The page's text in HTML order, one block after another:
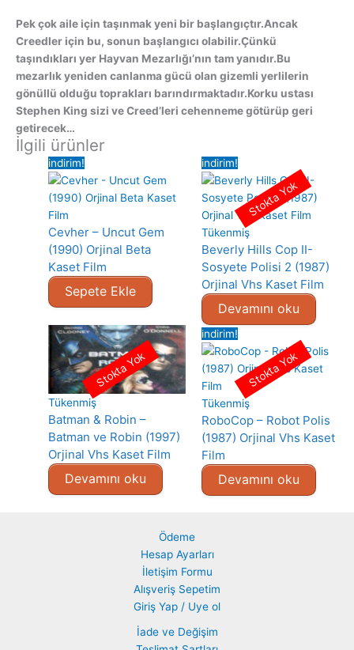
Pek çok aile için taşınmak yeni bir başlangıçtır.Ancak
Creedler için bu, sonun başlangıcı olabilir.Çünkü
taşındıkları yer Hayvan Mezarlığı’nın tam yanıdır.Bu
mezarlık yeniden canlanma gücü olan gizemli yerlilerin
gönüllü olduğu toprakları barındırmaktadır.Korku ustası
Stephen King sizi ve Creed’leri cehenneme götürüp geri
getirecek…
İlgili ürünler
indirim!
Cevher – Uncut Gem
(1990) Orjinal Beta
Kaset Film
Sepete Ekle
indirim!
Tükenmiş
Beverly Hills Cop II-
Sosyete Polisi 2 (1987)
Orjinal Vhs Kaset Film
Devamını oku
Stokta Yok
Tükenmiş
Batman & Robin –
Batman ve Robin (1997)
Orjinal Vhs Kaset Film
Devamını oku
Stokta Yok
indirim!
Tükenmiş
RoboCop – Robot Polis
(1987) Orjinal Vhs Kaset
Film
Devamını oku
Stokta Yok
Ödeme
Hesap Ayarları
İletişim Formu
Alışveriş Sepetim
Giriş Yap / Uye ol
İade ve Değişim